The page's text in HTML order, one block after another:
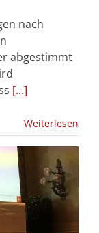
nach
abgestimmt
[...]
Weiterlesen